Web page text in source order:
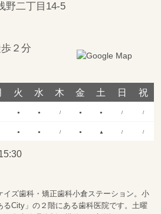
野二丁目14‐5
歩２分
火 水 木 金 土 日
祝
● ● / ● ● / /
● ● / ● ▲ / /
ズ歯科・矯正歯科小倉ステーション。小
るCity」の２階にある歯科医院です。土曜